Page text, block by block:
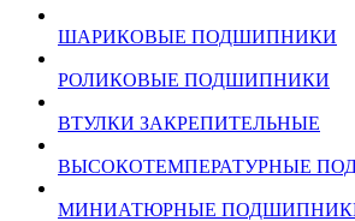
ШАРИКОВЫЕ ПОДШИПНИКИ
РОЛИКОВЫЕ ПОДШИПНИКИ
ВТУЛКИ ЗАКРЕПИТЕЛЬНЫЕ
ВЫСОКОТЕМПЕРАТУРНЫЕ
МИНИАТЮРНЫЕ